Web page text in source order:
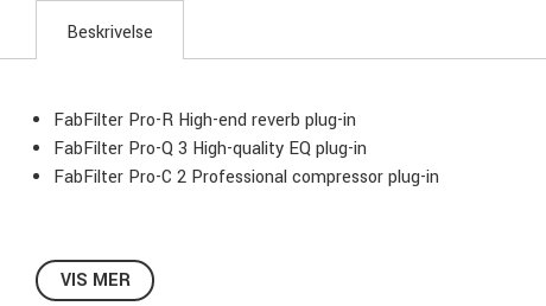
Beskrivelse
FabFilter Pro-R High-end reverb plug-in
FabFilter Pro-Q 3 High-quality EQ plug-in
FabFilter Pro-C 2 Professional compressor plug-in
VIS MER